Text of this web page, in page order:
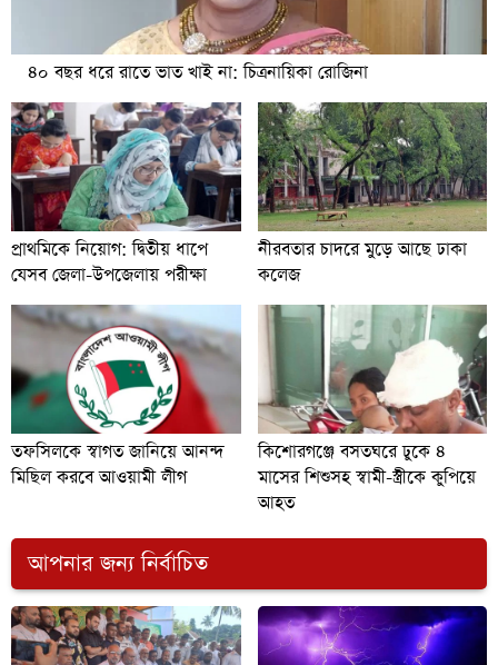
৪০ বছর ধরে রাতে ভাত খাই না: চিত্রনায়িকা রোজিনা
প্রাথমিকে নিয়োগ: দ্বিতীয় ধাপে
যেসব জেলা-উপজেলায় পরীক্ষা
নীরবতার চাদরে মুড়ে আছে ঢাকা
কলেজ
তফসিলকে স্বাগত জানিয়ে আনন্দ
মিছিল করবে আওয়ামী লীগ
কিশোরগঞ্জে বসতঘরে ঢুকে ৪
মাসের শিশুসহ স্বামী-স্ত্রীকে কুপিয়ে
আহত
আপনার জন্য নির্বাচিত